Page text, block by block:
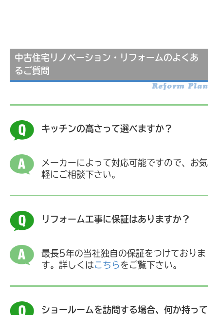
中古住宅リノベーション・リフォームのよくあ
るご質問
Reform Plan
キッチンの高さって選べますか？
メーカーによって対応可能ですので、お気
軽にご相談下さい。
リフォーム工事に保証はありますか？
最長5年の当社独自の保証をつけておりま
す。詳しくはこちらをご覧下さい。
ショールームを訪問する場合、何か持って